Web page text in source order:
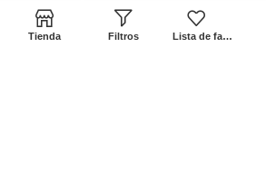
Política de seguridad
Tienda Filtros Lista de favoritos